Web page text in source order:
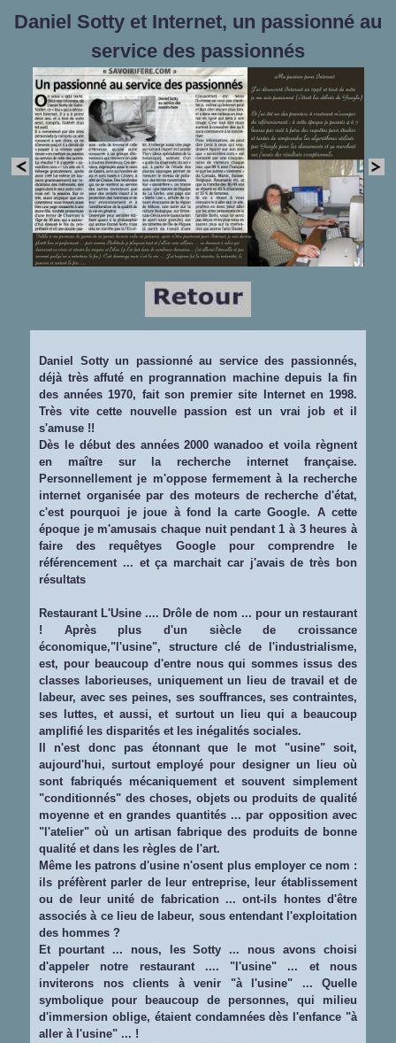
Daniel Sotty et Internet, un passionné au
service des passionnés
Daniel Sotty un passionné au service des passionnés,
déjà très affuté en progrannation machine depuis la fin
des années 1970, fait son premier site Internet en 1998.
Très vite cette nouvelle passion est un vrai job et il
s'amuse !!
Dès le début des années 2000 wanadoo et voila règnent
en maître sur la recherche internet française.
Personnellement je m'oppose fermement à la recherche
internet organisée par des moteurs de recherche d'état,
c'est pourquoi je joue à fond la carte Google. A cette
époque je m'amusais chaque nuit pendant 1 à 3 heures à
faire des requêtyes Google pour comprendre le
référencement ... et ça marchait car j'avais de très bon
résultats
Restaurant L'Usine .... Drôle de nom ... pour un restaurant
! Après plus d'un siècle de croissance
économique,"l'usine", structure clé de l'industrialisme,
est, pour beaucoup d'entre nous qui sommes issus des
classes laborieuses, uniquement un lieu de travail et de
labeur, avec ses peines, ses souffrances, ses contraintes,
ses luttes, et aussi, et surtout un lieu qui a beaucoup
amplifié les disparités et les inégalités sociales.
Il n'est donc pas étonnant que le mot "usine" soit,
aujourd'hui, surtout employé pour designer un lieu où
sont fabriqués mécaniquement et souvent simplement
"conditionnés" des choses, objets ou produits de qualité
moyenne et en grandes quantités ... par opposition avec
"l'atelier" où un artisan fabrique des produits de bonne
qualité et dans les règles de l'art.
Même les patrons d'usine n'osent plus employer ce nom :
ils préfèrent parler de leur entreprise, leur établissement
ou de leur unité de fabrication ... ont-ils hontes d'être
associés à ce lieu de labeur, sous entendant l'exploitation
des hommes ?
Et pourtant ... nous, les Sotty ... nous avons choisi
d'appeler notre restaurant .... "l'usine" ... et nous
inviterons nos clients à venir "à l'usine" ... Quelle
symbolique pour beaucoup de personnes, qui milieu
d'immersion oblige, étaient condamnées dès l'enfance "à
aller à l'usine" ... !